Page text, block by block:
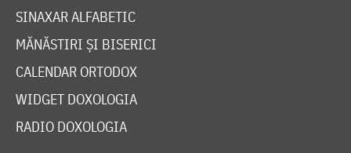
SINAXAR ALFABETIC
MĂNĂSTIRI ȘI BISERICI
CALENDAR ORTODOX
WIDGET DOXOLOGIA
RADIO DOXOLOGIA